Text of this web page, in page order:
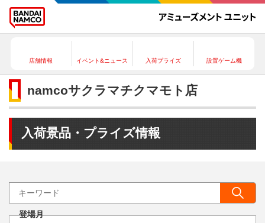
店舗情報 イベント&ニュース 入荷プライズ 設置ゲーム機
namcoサクラマチクマモト店
入荷景品・プライズ情報
登場月